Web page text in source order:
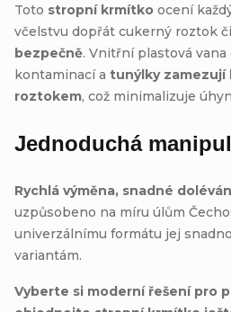
Toto stropní krmítko ocení
včelstvu dopřát cukerný roztok
bezpečně. Vnitřní plastová
kontaminací a tunýlky zamezují
roztokem, což minimalizuje
Jednoduchá
Rychlá výměna, snadné
uzpůsobeno na míru úlům
univerzálnímu formátu jej
variantám.
Vyberte si moderní řešení pro